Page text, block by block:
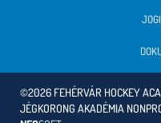
©2026 FEHÉRVÁR HOCKEY
JÉGKORONG AKADÉMIA